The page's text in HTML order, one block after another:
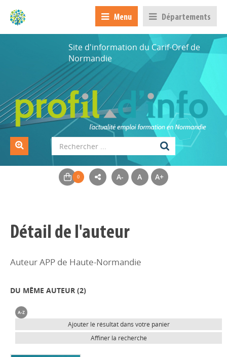
Menu Départements
Site d'information du Carif-Oref de
Normandie
A- A A+
Détail de l'auteur
Auteur APP de Haute-Normandie
DU MÊME AUTEUR (2)
Ajouter le résultat dans votre panier
Affiner la recherche